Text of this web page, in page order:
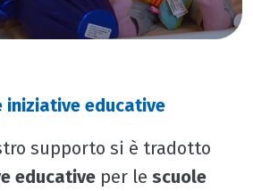
iniziative educative
supporto si è tradotto
educative per le scuole